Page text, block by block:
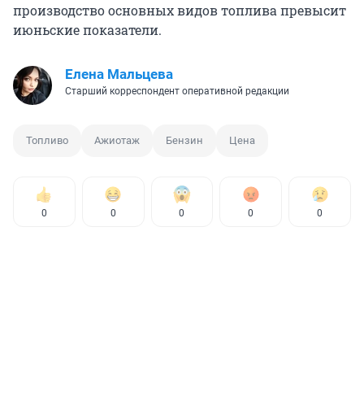
производство основных видов топлива превысит
июньские показатели.
Елена Мальцева
Старший корреспондент оперативной редакции
Топливо Ажиотаж Бензин Цена
0 0 0 0 0